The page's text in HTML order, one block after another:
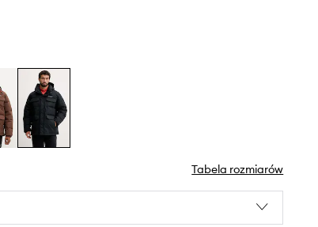
Tabela rozmiarów